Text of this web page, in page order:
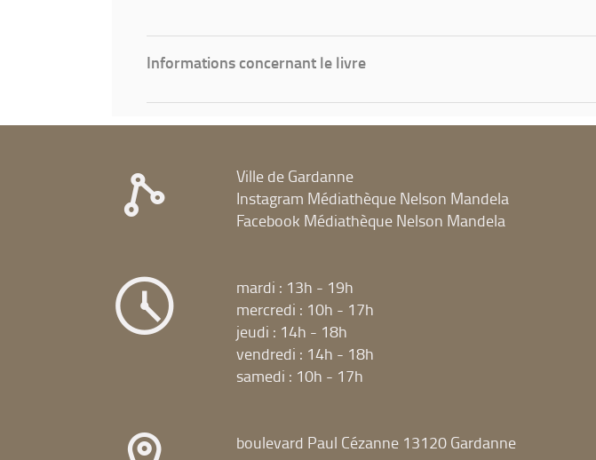
Informations concernant le livre
Ville de Gardanne
Instagram Médiathèque Nelson Mandela
Facebook Médiathèque Nelson Mandela
mardi : 13h - 19h
mercredi : 10h - 17h
jeudi : 14h - 18h
vendredi : 14h - 18h
samedi : 10h - 17h
boulevard Paul Cézanne 13120 Gardanne